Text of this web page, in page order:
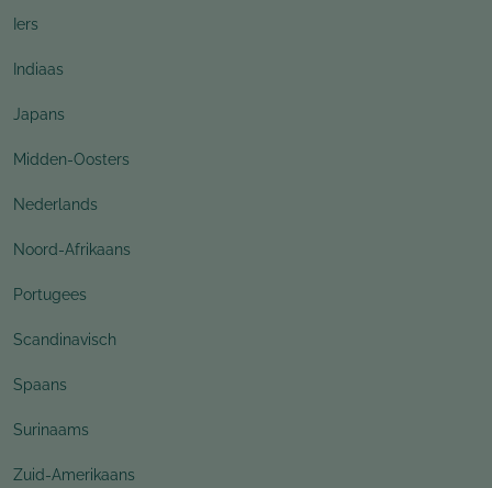
Iers
Indiaas
Japans
Midden-Oosters
Nederlands
Noord-Afrikaans
Portugees
Scandinavisch
Spaans
Surinaams
Zuid-Amerikaans